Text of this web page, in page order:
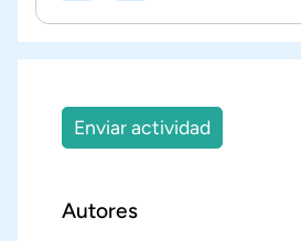
Enviar actividad
Autores